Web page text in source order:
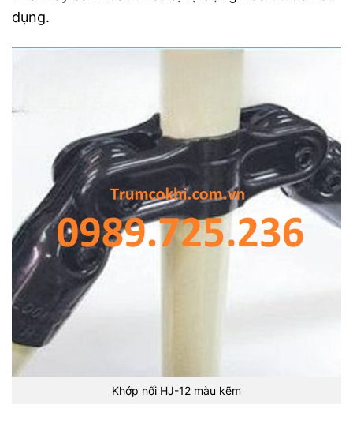
dụng.
Khớp nối HJ-12 màu kẽm